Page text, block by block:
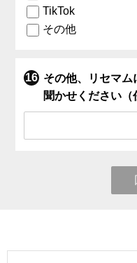
TikTok
その他
その他、リセマ
聞かせください（